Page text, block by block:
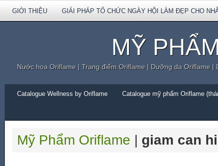
GIỚI THIỆU GIẢI PHÁP TỔ CHỨC NGÀY HỘI LÀM ĐẸP CHO
MỸ
Nước hoa Oriflame | Trang điểm Oriflame | Dưỡng da Oriflame
Catalogue Wellness by Oriflame Catalogue mỹ phẩm Oriflame
Mỹ Phẩm Oriflame | giam can